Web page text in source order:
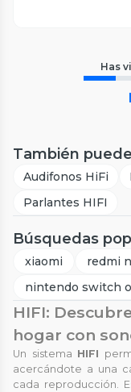
Has
También
Audifonos HiFi
Parlantes HIFI
Búsquedas
xiaomi redmi
nintendo switch
HIFI:
hogar con
Un sistema HIFI
acercándote a una
cada reproducción.